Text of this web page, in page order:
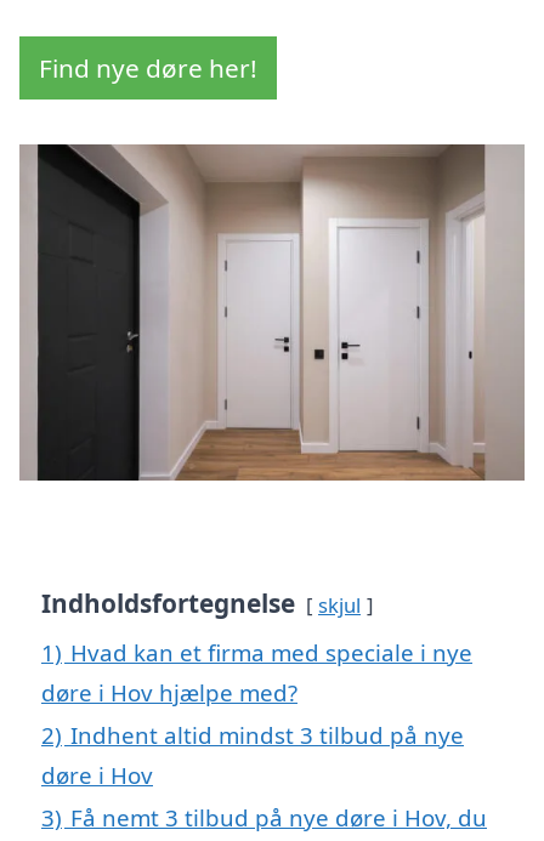
Find nye døre her!
Indholdsfortegnelse skjul
1) Hvad kan et firma med speciale i nye
døre i Hov hjælpe med?
2) Indhent altid mindst 3 tilbud på nye
døre i Hov
3) Få nemt 3 tilbud på nye døre i Hov, du